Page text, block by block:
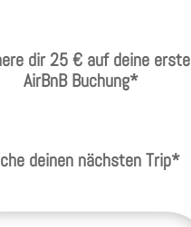
dir 25 € auf deine erste
AirBnB Buchung*
deinen nächsten Trip*